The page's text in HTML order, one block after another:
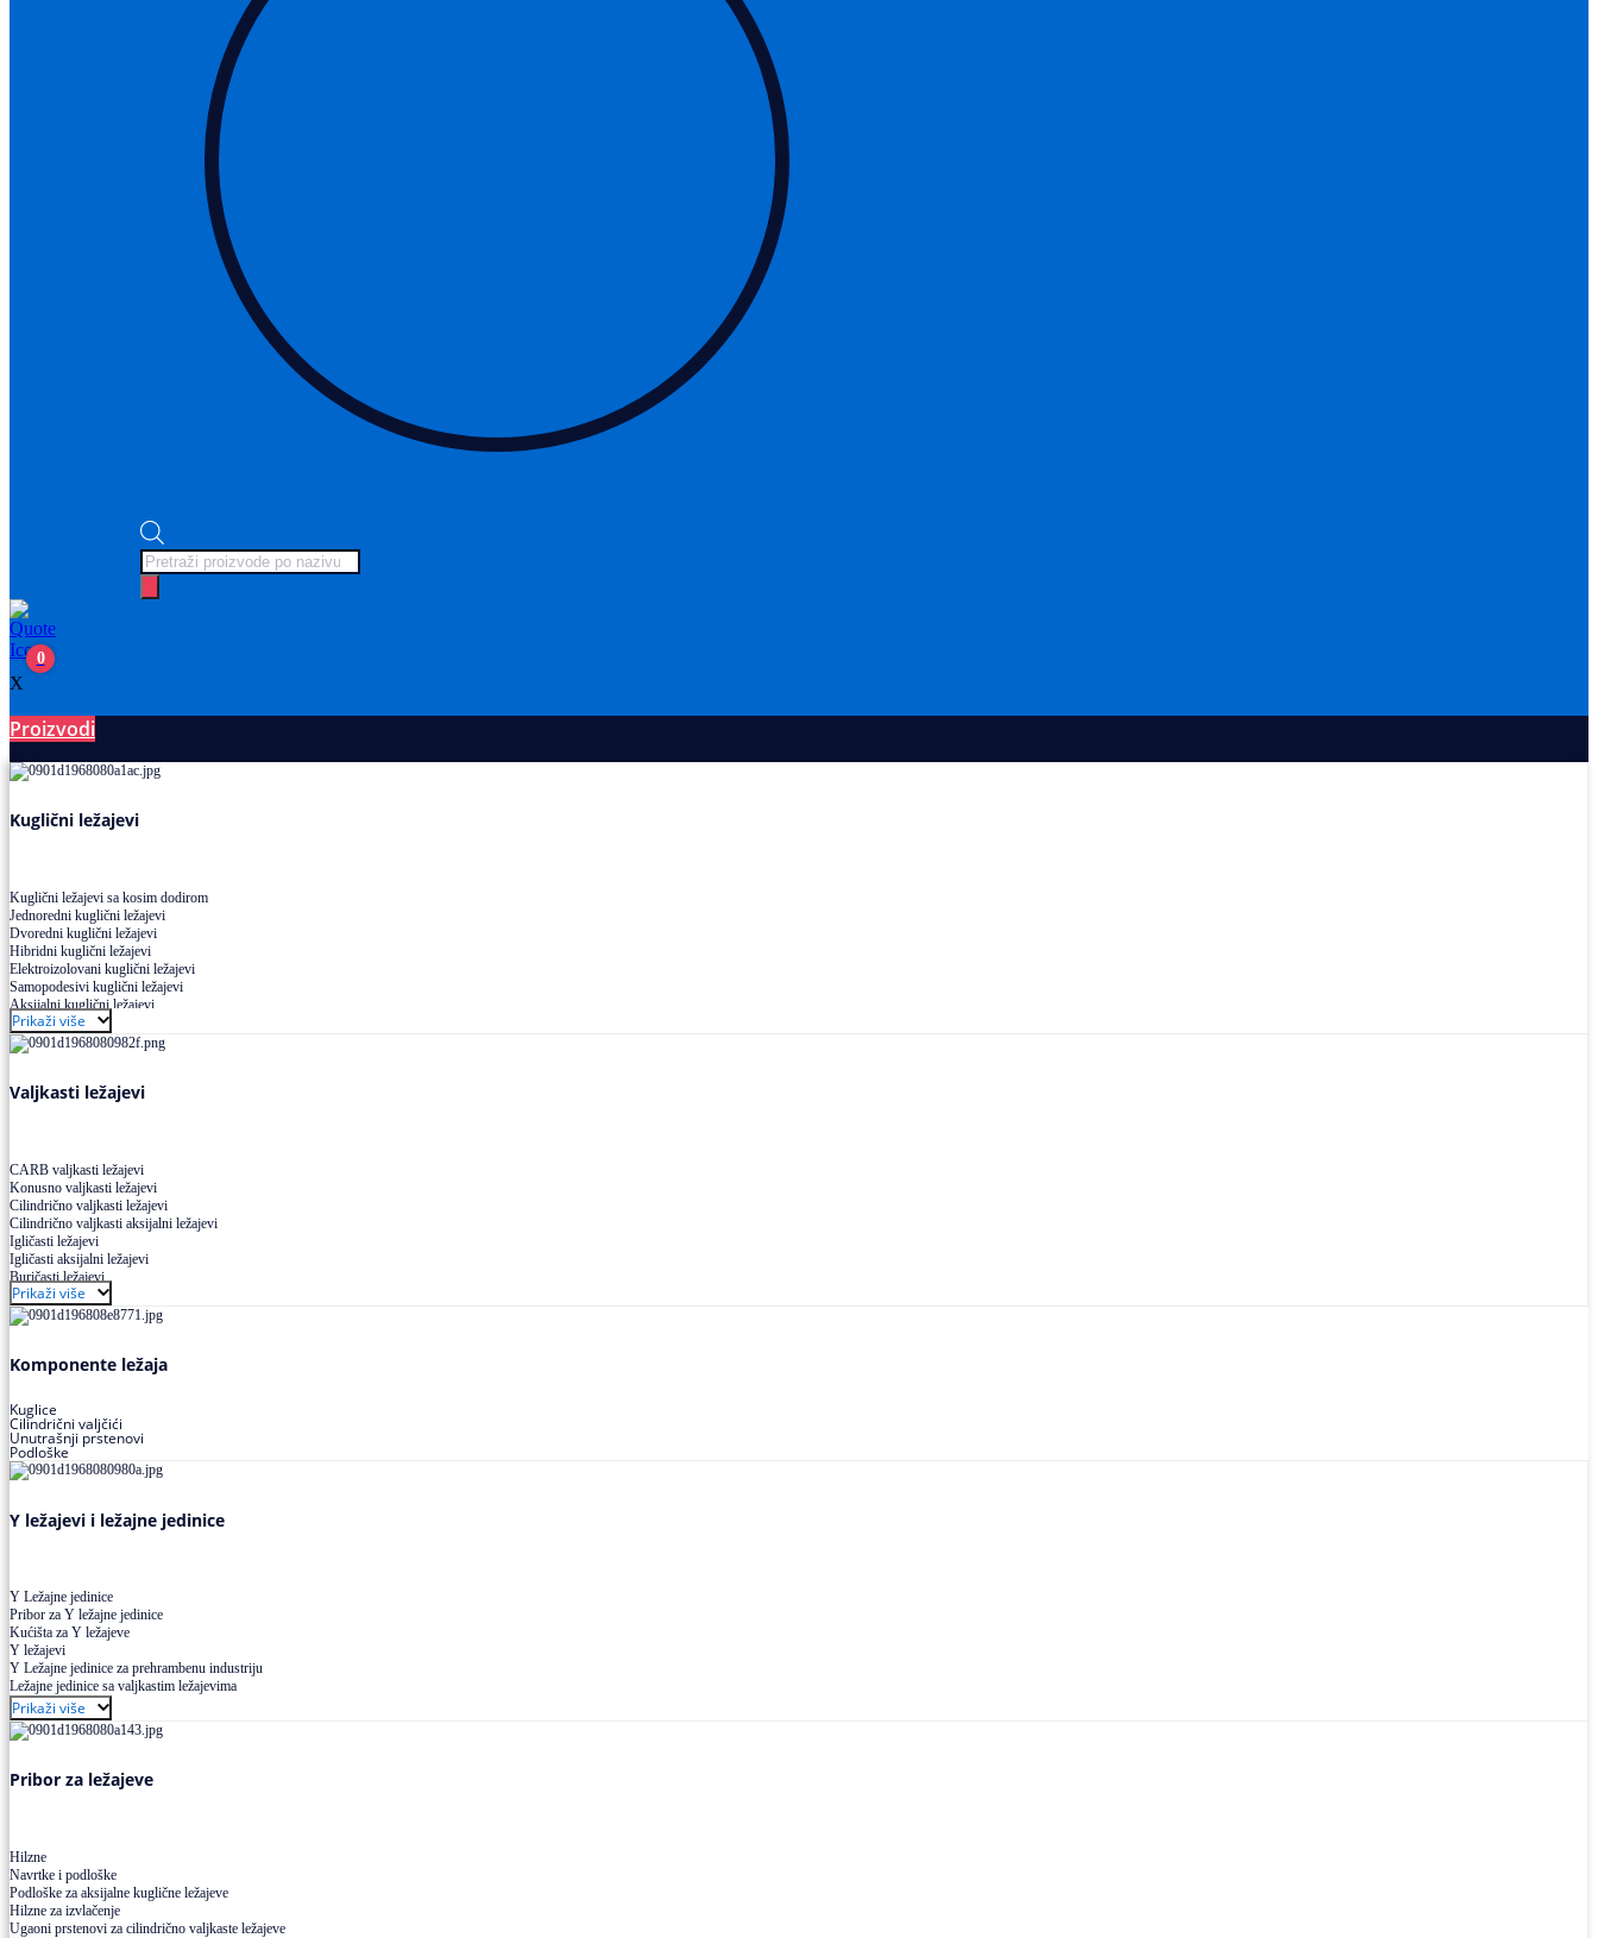
Products
search
0
X
Proizvodi
Kuglični ležajevi
Kuglični ležajevi sa kosim dodirom
Jednoredni kuglični ležajevi
Dvoredni kuglični ležajevi
Hibridni kuglični ležajevi
Elektroizolovani kuglični ležajevi
Samopodesivi kuglični ležajevi
Aksijalni kuglični ležajevi
Kuglični ležajevi od nerđajućeg čelika
Prikaži više
Valjkasti ležajevi
CARB valjkasti ležajevi
Konusno valjkasti ležajevi
Cilindrično valjkasti ležajevi
Cilindrično valjkasti aksijalni ležajevi
Igličasti ležajevi
Igličasti aksijalni ležajevi
Buričasti ležajevi
Buričasti zaptiveni ležajevi
Buričasti aksijalni ležajevi
Prikaži više
Komponente ležaja
Kuglice
Cilindrični valjčići
Unutrašnji prstenovi
Podloške
Y ležajevi i ležajne jedinice
Y Ležajne jedinice
Pribor za Y ležajne jedinice
Kućišta za Y ležajeve
Y ležajevi
Y Ležajne jedinice za prehrambenu industriju
Ležajne jedinice sa valjkastim ležajevima
Prikaži više
Pribor za ležajeve
Hilzne
Navrtke i podloške
Podloške za aksijalne kuglične ležajeve
Hilzne za izvlačenje
Ugaoni prstenovi za cilindrično valjkaste ležajeve